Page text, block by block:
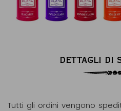
DETTAGLI DI
Tutti gli ordini vengono